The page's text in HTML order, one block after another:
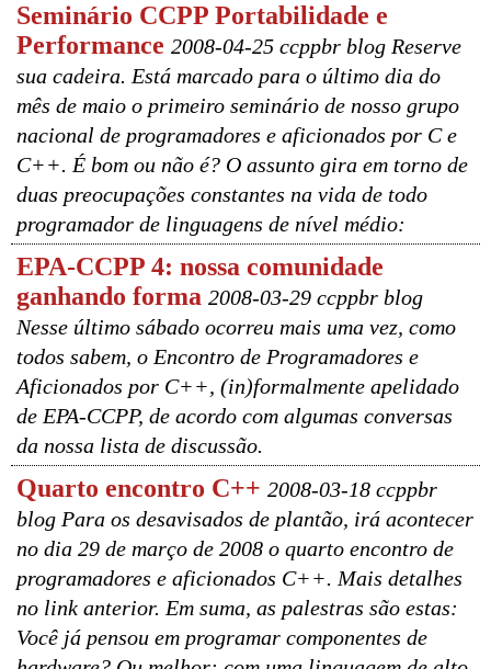
Seminário CCPP Portabilidade e
Performance 2008-04-25 ccppbr blog Reserve
sua cadeira. Está marcado para o último dia do
mês de maio o primeiro seminário de nosso grupo
nacional de programadores e aficionados por C e
C++. É bom ou não é? O assunto gira em torno de
duas preocupações constantes na vida de todo
programador de linguagens de nível médio:
EPA-CCPP 4: nossa comunidade
ganhando forma 2008-03-29 ccppbr blog
Nesse último sábado ocorreu mais uma vez, como
todos sabem, o Encontro de Programadores e
Aficionados por C++, (in)formalmente apelidado
de EPA-CCPP, de acordo com algumas conversas
da nossa lista de discussão.
Quarto encontro C++ 2008-03-18 ccppbr
blog Para os desavisados de plantão, irá acontecer
no dia 29 de março de 2008 o quarto encontro de
programadores e aficionados C++. Mais detalhes
no link anterior. Em suma, as palestras são estas:
Você já pensou em programar componentes de